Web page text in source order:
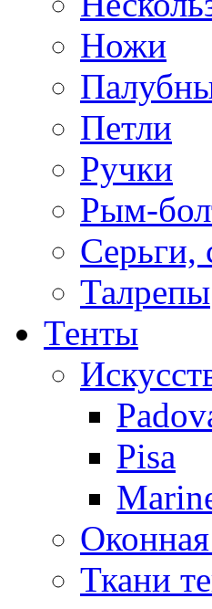
Ножи
Петли
Ручки
Рым-
Серьги,
Талрепы
Тенты
Pisa
Ткани